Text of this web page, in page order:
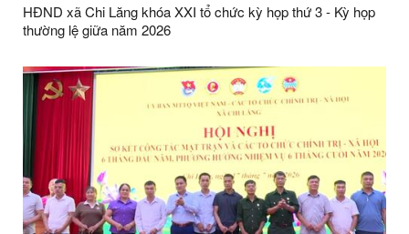
HĐND xã Chi Lăng khóa XXI tổ chức kỳ họp thứ 3 - Kỳ họp
thường lệ giữa năm 2026